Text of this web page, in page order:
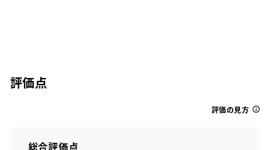
評価点
評価の見方
総合評価点